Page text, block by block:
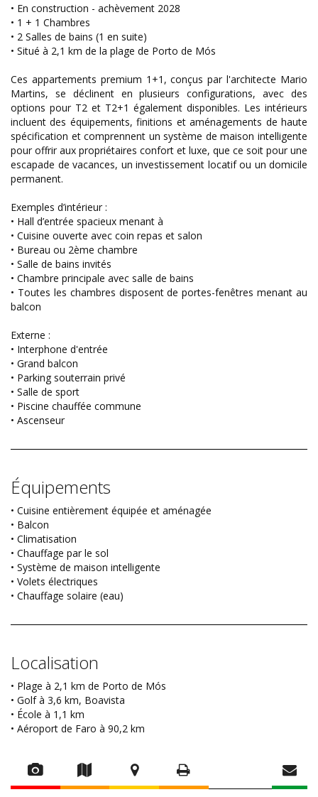
• En construction - achèvement 2028
• 1 + 1 Chambres
• 2 Salles de bains (1 en suite)
• Situé à 2,1 km de la plage de Porto de Mós
Ces appartements premium 1+1, conçus par l'architecte Mario
Martins, se déclinent en plusieurs configurations, avec des
options pour T2 et T2+1 également disponibles. Les intérieurs
incluent des équipements, finitions et aménagements de haute
spécification et comprennent un système de maison intelligente
pour offrir aux propriétaires confort et luxe, que ce soit pour une
escapade de vacances, un investissement locatif ou un domicile
permanent.
Exemples d’intérieur :
• Hall d’entrée spacieux menant à
• Cuisine ouverte avec coin repas et salon
• Bureau ou 2ème chambre
• Salle de bains invités
• Chambre principale avec salle de bains
• Toutes les chambres disposent de portes-fenêtres menant au
balcon
Externe :
• Interphone d'entrée
• Grand balcon
• Parking souterrain privé
• Salle de sport
• Piscine chauffée commune
• Ascenseur
Équipements
• Cuisine entièrement équipée et aménagée
• Balcon
• Climatisation
• Chauffage par le sol
• Système de maison intelligente
• Volets électriques
• Chauffage solaire (eau)
Localisation
• Plage à 2,1 km de Porto de Mós
• Golf à 3,6 km, Boavista
• École à 1,1 km
• Aéroport de Faro à 90,2 km